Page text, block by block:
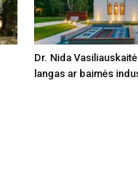
Dr. Nida
langas ar baimės